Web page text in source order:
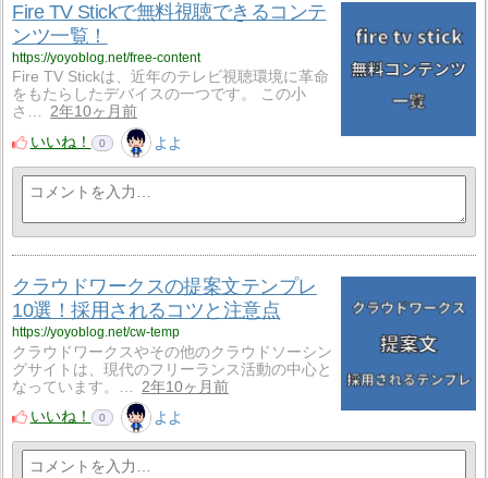
Fire TV Stickで無料視聴できるコンテ
ンツ一覧！
https://yoyoblog.net/free-content
Fire TV Stickは、近年のテレビ視聴環境に革命
をもたらしたデバイスの一つです。 この小
さ…
2年10ヶ月前
いいね！
0 よよ
クラウドワークスの提案文テンプレ
10選！採用されるコツと注意点
https://yoyoblog.net/cw-temp
クラウドワークスやその他のクラウドソーシン
グサイトは、現代のフリーランス活動の中心と
なっています。…
2年10ヶ月前
いいね！
0 よよ